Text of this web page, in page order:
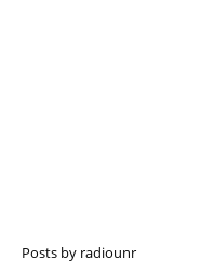
Posts by radiounr